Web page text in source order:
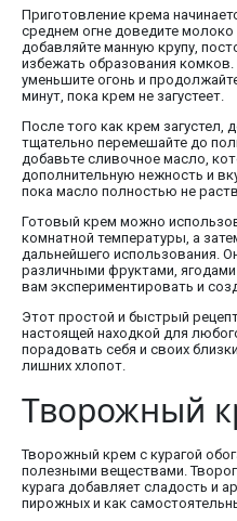
Приготовление крема
среднем огне доведите молоко
добавляйте манную крупу,
избежать образования комков.
уменьшите огонь и
минут, пока крем не загустеет.
После того как крем загустел,
тщательно перемешайте до
добавьте сливочное масло,
дополнительную нежность и
пока масло полностью не
Готовый крем можно
комнатной температуры, а
дальнейшего использования.
различными фруктами,
вам экспериментировать и
Этот простой и быстрый
настоящей находкой для
порадовать себя и своих
лишних хлопот.
Творожный
Творожный крем с курагой
полезными веществами.
курага добавляет сладость и
пирожных и как